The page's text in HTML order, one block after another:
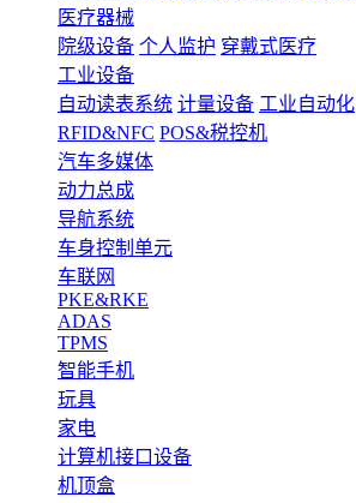
医疗器械
院级设备 个人监护 穿戴式医疗
工业设备
自动读表系统 计量设备 工业自动化
RFID&NFC POS&税控机
汽车多媒体
动力总成
导航系统
车身控制单元
车联网
PKE&RKE
ADAS
TPMS
智能手机
玩具
家电
计算机接口设备
机顶盒